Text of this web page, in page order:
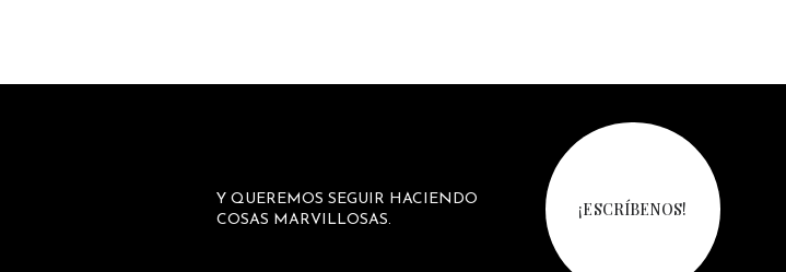
Y QUEREMOS SEGUIR HACIENDO
COSAS MARVILLOSAS.
¡ESCRÍBENOS!